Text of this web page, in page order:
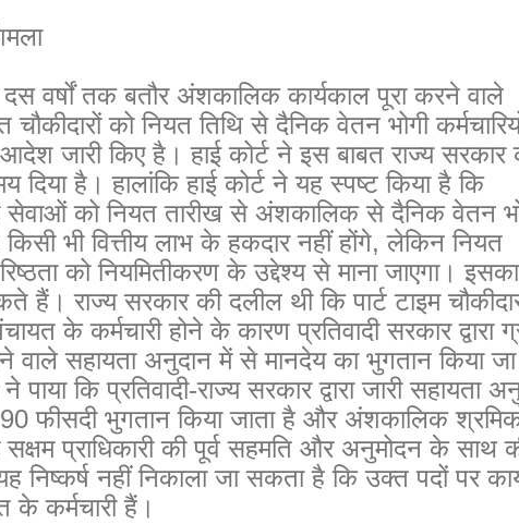
दस वर्षों तक बतौर अंशकालिक कार्यकाल पूरा करने वाले
चौकीदारों को नियत तिथि से दैनिक वेतन भोगी
जारी किए है। हाई कोर्ट ने इस बाबत राज्य सरकार
है। हालांकि हाई कोर्ट ने यह स्पष्ट किया है कि
सेवाओं को नियत तारीख से अंशकालिक से दैनिक वेतन
भी वित्तीय लाभ के हकदार नहीं होंगे, लेकिन नियत
को नियमितीकरण के उद्देश्य से माना जाएगा।
हैं। राज्य सरकार की दलील थी कि पार्ट टाइम
के कर्मचारी होने के कारण प्रतिवादी सरकार द्वारा
वाले सहायता अनुदान में से मानदेय का भुगतान किया जा
कि प्रतिवादी-राज्य सरकार द्वारा जारी सहायता
फीसदी भुगतान किया जाता है और अंशकालिक
सक्षम प्राधिकारी की पूर्व सहमति और अनुमोदन के साथ
निष्कर्ष नहीं निकाला जा सकता है कि उक्त पदों पर
के कर्मचारी हैं।